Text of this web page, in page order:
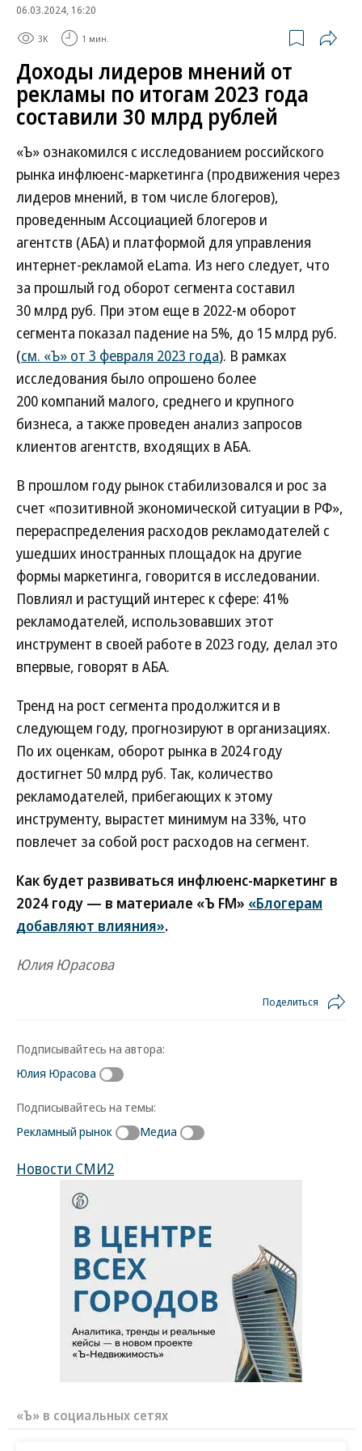
06.03.2024, 16:20
3K 1 мин.
Доходы лидеров мнений от
рекламы по итогам 2023 года
составили 30 млрд рублей
«Ъ» ознакомился с исследованием российского
рынка инфлюенс-маркетинга (продвижения через
лидеров мнений, в том числе блогеров),
проведенным Ассоциацией блогеров и
агентств (АБА) и платформой для управления
интернет-рекламой eLama. Из него следует, что
за прошлый год оборот сегмента составил
30 млрд руб. При этом еще в 2022-м оборот
сегмента показал падение на 5%, до 15 млрд руб.
(см. «Ъ» от 3 февраля 2023 года). В рамках
исследования было опрошено более
200 компаний малого, среднего и крупного
бизнеса, а также проведен анализ запросов
клиентов агентств, входящих в АБА.
В прошлом году рынок стабилизовался и рос за
счет «позитивной экономической ситуации в РФ»,
перераспределения расходов рекламодателей с
ушедших иностранных площадок на другие
формы маркетинга, говорится в исследовании.
Повлиял и растущий интерес к сфере: 41%
рекламодателей, использовавших этот
инструмент в своей работе в 2023 году, делал это
впервые, говорят в АБА.
Тренд на рост сегмента продолжится и в
следующем году, прогнозируют в организациях.
По их оценкам, оборот рынка в 2024 году
достигнет 50 млрд руб. Так, количество
рекламодателей, прибегающих к этому
инструменту, вырастет минимум на 33%, что
повлечет за собой рост расходов на сегмент.
Как будет развиваться инфлюенс-маркетинг в
2024 году — в материале «Ъ FM» «Блогерам
добавляют влияния».
Юлия Юрасова
Поделиться
Подписывайтесь на автора:
Юлия Юрасова
Подписывайтесь на темы:
Рекламный рынок
Медиа
Новости СМИ2
«Ъ» в социальных сетях